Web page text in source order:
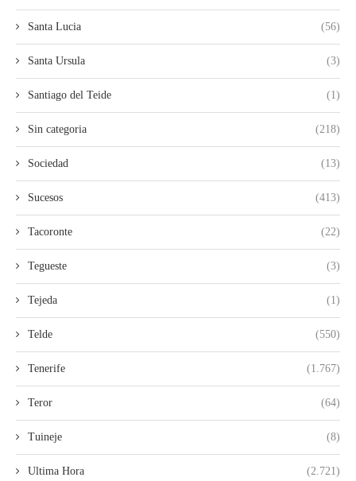
Santa Lucia (56)
Santa Ursula (3)
Santiago del Teide (1)
Sin categoria (218)
Sociedad (13)
Sucesos (413)
Tacoronte (22)
Tegueste (3)
Tejeda (1)
Telde (550)
Tenerife (1.767)
Teror (64)
Tuineje (8)
Ultima Hora (2.721)